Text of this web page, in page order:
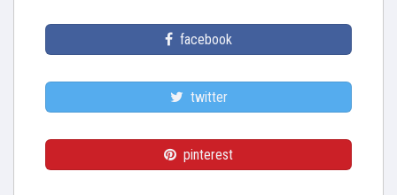
facebook
twitter
pinterest